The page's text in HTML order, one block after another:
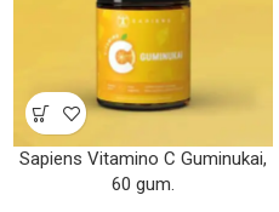
Sapiens Vitamino C Guminukai,
60 gum.